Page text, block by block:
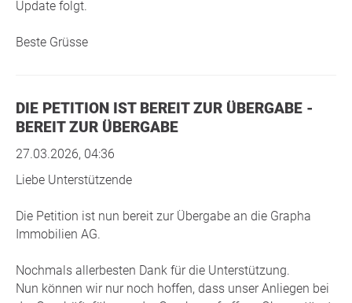
Update folgt.
Beste Grüsse
DIE PETITION IST BEREIT ZUR ÜBERGABE -
BEREIT ZUR ÜBERGABE
27.03.2026, 04:36
Liebe Unterstützende
Die Petition ist nun bereit zur Übergabe an die Grapha
Immobilien AG.
Nochmals allerbesten Dank für die Unterstützung.
Nun können wir nur noch hoffen, dass unser Anliegen bei